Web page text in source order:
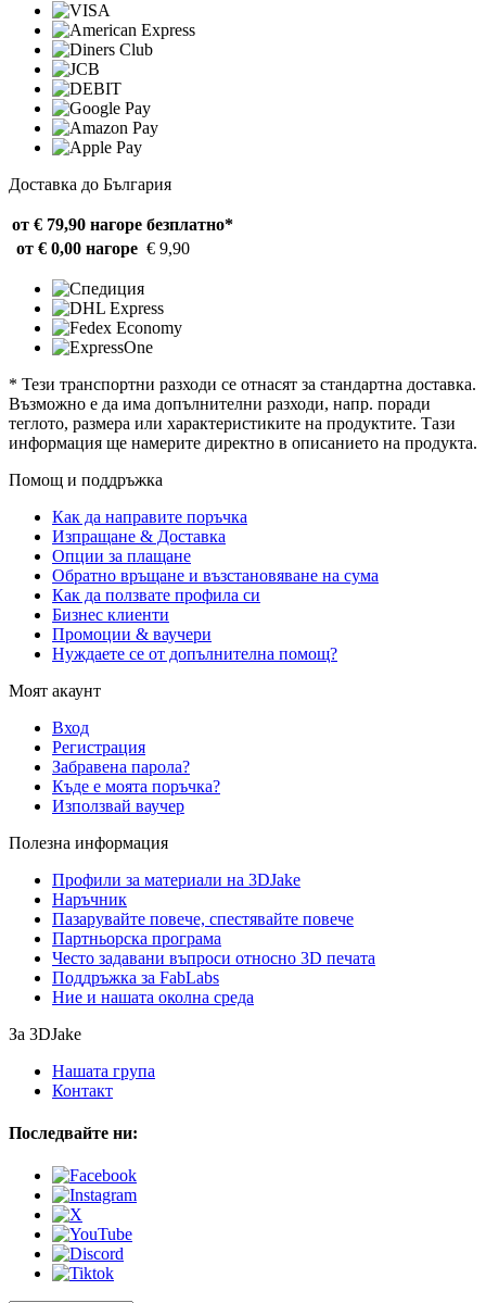
Доставка до България
от € 79,90 нагоре безплатно*
от € 0,00 нагоре € 9,90
* Тези транспортни разходи се отнасят за стандартна доставка.
Възможно е да има допълнителни разходи, напр. поради
теглото, размера или характеристиките на продуктите. Тази
информация ще намерите директно в описанието на продукта.
Помощ и поддръжка
Как да направите поръчка
Изпращане & Доставка
Опции за плащане
Обратно връщане и възстановяване на сума
Как да ползвате профила си
Бизнес клиенти
Промоции & ваучери
Нуждаете се от допълнителна помощ?
Моят акаунт
Вход
Регистрация
Забравена парола?
Къде е моята поръчка?
Използвай ваучер
Полезна информация
Профили за материали на 3DJake
Наръчник
Пазарувайте повече, спестявайте повече
Партньорска програма
Често задавани въпроси относно 3D печата
Поддръжка за FabLabs
Ние и нашата околна среда
За 3DJake
Нашата група
Контакт
Последвайте ни: